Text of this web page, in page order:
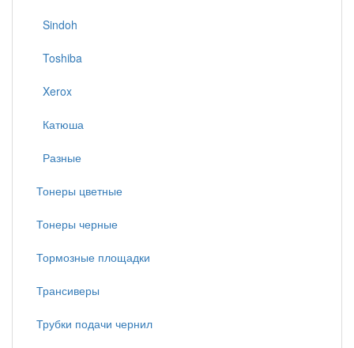
Sindoh
Toshiba
Xerox
Катюша
Разные
Тонеры цветные
Тонеры черные
Тормозные площадки
Трансиверы
Трубки подачи чернил